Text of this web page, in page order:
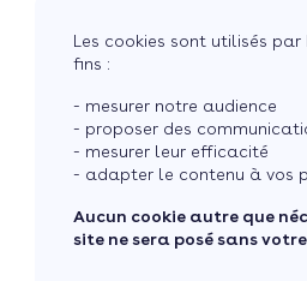
Les cookies sont utilisés
fins :
- mesurer notre audience
- proposer des
- mesurer leur efficacité
- adapter le contenu à vos
Aucun cookie autre que
site ne sera posé sans